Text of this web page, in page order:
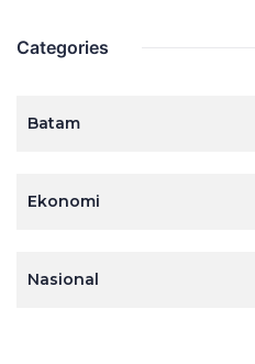
Categories
Batam
Ekonomi
Nasional